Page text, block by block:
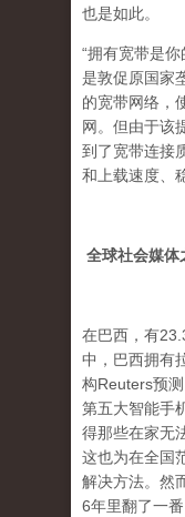
也是如此。
“拥有宽带是
是敦促原国家
的宽带网络，
网。但由于该
到了宽带连接
和上载速度、
全球社会媒体
在巴西，有
中，巴西拥有
构Reuters预
第五大智能手
得那些在家无
这也为在全国
解决方法。然
6年里翻了一